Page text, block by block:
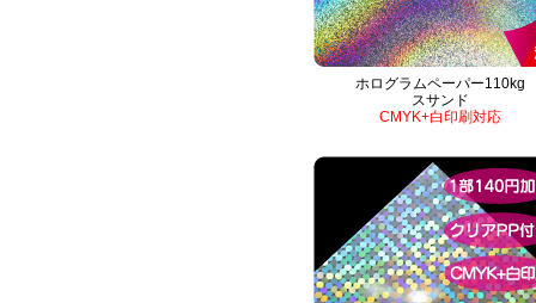
ホログラムペーパー110kg
スサンド
CMYK+白印刷対応